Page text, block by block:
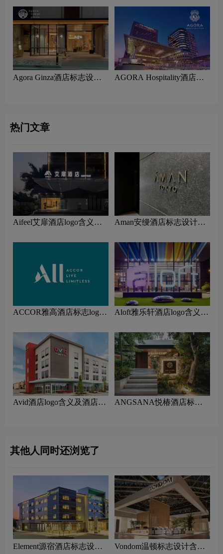
Agora Ginza酒店标志设计
AGORA Hospitality酒店标
热门文章
Aifeel艾扉酒店logo含义及
Aman安缦酒店标志设计含
ACCOR雅高酒店标志logo
Aloft雅乐轩酒店logo含义及
‌Avid酒店logo含义及酒店品
ANGSANA悦椿酒店标志
其他人同时还浏览了
Element源宿酒店标志设计
Vondom温顿标志设计含义